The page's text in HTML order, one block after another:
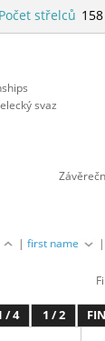
Počet střelců 158
svaz
|first name |
/ 4 1 / 2